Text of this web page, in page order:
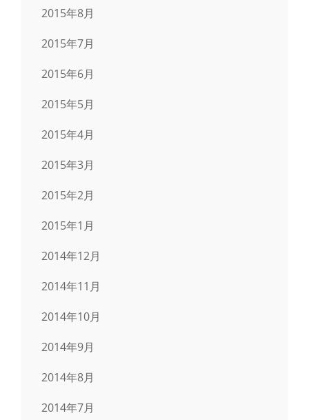
2015年8月
2015年7月
2015年6月
2015年5月
2015年4月
2015年3月
2015年2月
2015年1月
2014年12月
2014年11月
2014年10月
2014年9月
2014年8月
2014年7月